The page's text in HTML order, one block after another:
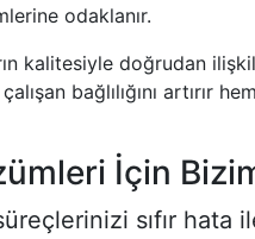
odaklanır.
kalitesiyle doğrudan
bağlılığını artırır
İçin
sıfır hata